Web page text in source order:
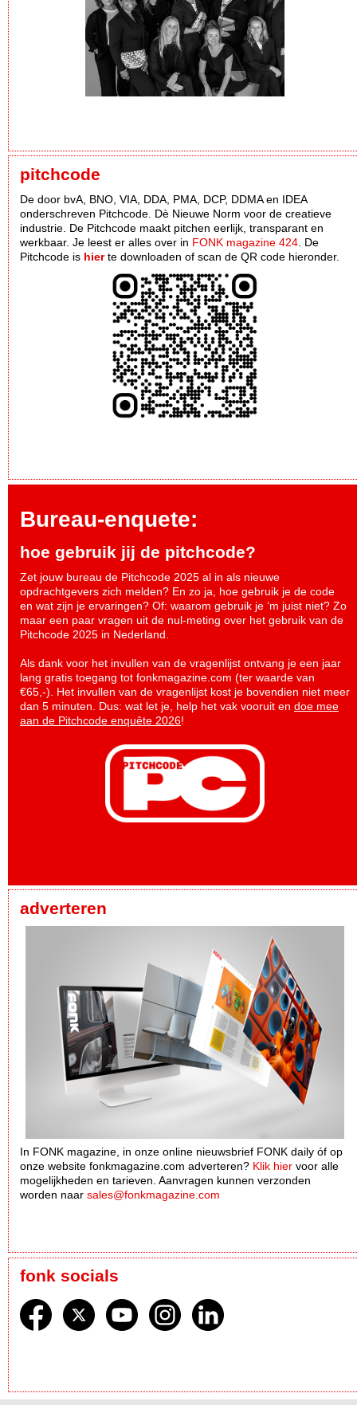
pitchcode
De door bvA, BNO, VIA, DDA, PMA, DCP, DDMA en IDEA
onderschreven Pitchcode. Dè Nieuwe Norm voor de creatieve
industrie. De Pitchcode maakt pitchen eerlijk, transparant en
werkbaar. Je leest er alles over in FONK magazine 424 . De
Pitchcode is hierte downloaden of scan de QR code hieronder.
Bureau-enquete:
hoe gebruik jij de pitchcode?
Zet jouw bureau de Pitchcode 2025 al in als nieuwe
opdrachtgevers zich melden? En zo ja, hoe gebruik je de code
en wat zijn je ervaringen? Of: waarom gebruik je ‘m juist niet? Zo
maar een paar vragen uit de nul-meting over het gebruik van de
Pitchcode 2025 in Nederland.
Als dank voor het invullen van de vragenlijst ontvang je een jaar
lang gratis toegang tot fonkmagazine.com (ter waarde van
€65,-). Het invullen van de vragenlijst kost je bovendien niet meer
dan 5 minuten. Dus: wat let je, help het vak vooruit en doe mee
aan de Pitchcode enquête 2026!
adverteren
In FONK magazine, in onze online nieuwsbrief FONK daily óf op
onze website fonkmagazine.com adverteren? Klik hier voor alle
mogelijkheden en tarieven. Aanvragen kunnen verzonden
worden naar sales@fonkmagazine.com
fonk socials